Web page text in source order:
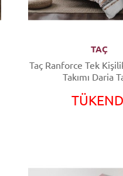
TAÇ
Taç Ranforce Tek
Takımı Daria